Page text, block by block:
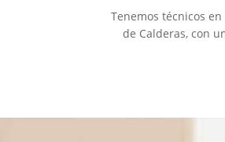
Tenemos técnicos
de Calderas, con